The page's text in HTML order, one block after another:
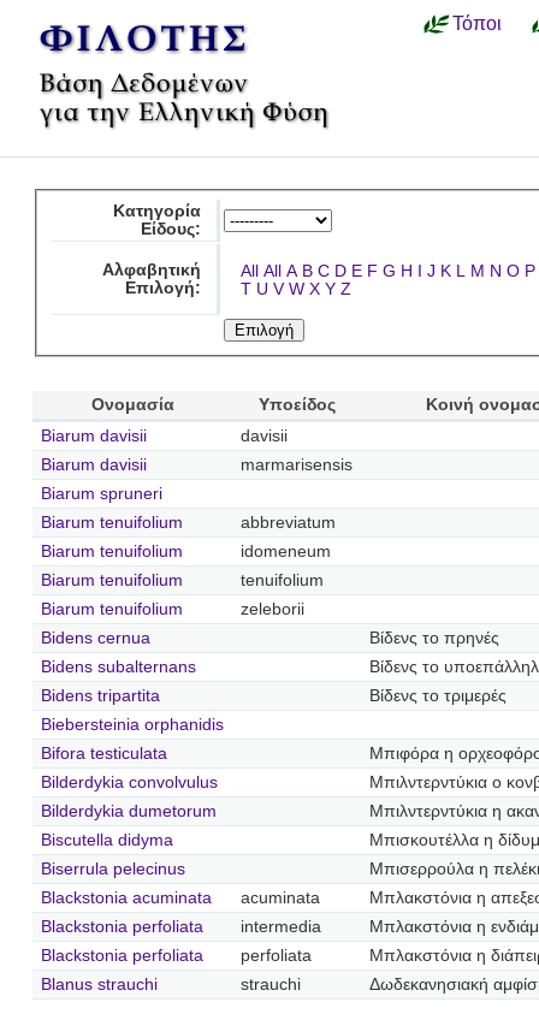
Τόποι
Κατηγορία
Είδους:
Αλφαβητική
Επιλογή:
All All A B C D E F G H I J K L M N O P
T U V W X Y Z
Ονομασία Υποείδος
Κοινή
Biarum davisii
davisii
Biarum davisii
marmarisensis
Biarum spruneri
Biarum tenuifolium
abbreviatum
Biarum tenuifolium
idomeneum
Biarum tenuifolium
tenuifolium
Biarum tenuifolium
zeleborii
Bidens cernua
Βίδενς το πρηνές
Bidens subalternans
Βίδενς το
Bidens tripartita
Βίδενς το τριμερές
Biebersteinia orphanidis
Bifora testiculata
Μπιφόρα η
Bilderdykia convolvulus
Μπιλντερντύκια ο
Bilderdykia dumetorum
Μπιλντερντύκια η
Biscutella didyma
Μπισκουτέλλα η
Biserrula pelecinus
Μπισερρούλα η
Blackstonia acuminata
acuminata
Μπλακστόνια η
Blackstonia perfoliata
intermedia
Μπλακστόνια η
Blackstonia perfoliata
perfoliata
Μπλακστόνια η
Blanus strauchi
strauchi Δωδεκανησιακή